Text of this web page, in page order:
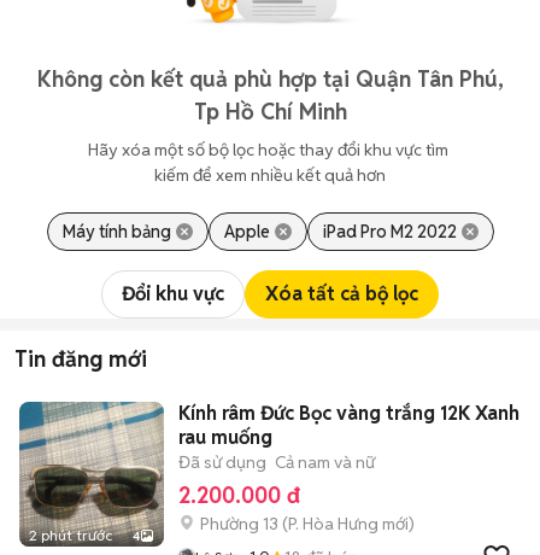
Không còn kết quả phù hợp tại Quận Tân Phú,
Tp Hồ Chí Minh
Hãy xóa một số bộ lọc hoặc thay đổi khu vực tìm
kiếm để xem nhiều kết quả hơn
Máy tính bảng Apple iPad Pro M2 2022
Đổi khu vực Xóa tất cả bộ lọc
Tin đăng mới
2 phút trước 4
Kính râm Đức Bọc vàng trắng 12K Xanh
rau muống
Đã sử dụng Cả nam và nữ
2.200.000 đ
Phường 13 (P. Hòa Hưng mới)